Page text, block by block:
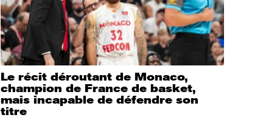
Le récit déroutant de Monaco,
champion de France de basket,
mais incapable de défendre son
titre